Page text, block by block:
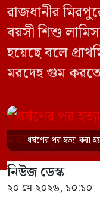
রাজধানীর
বয়সী শিশু
হয়েছে বলে
মরদেহ গুম করতে
চালানো হয় এই
ভাড়াটিয়া সোহেল
আক্তারকে (২৬)
ধর্ষণের পর হত্যা করা
নিউজ ডেস্ক
২০ মে ২০২৬, ১০:১০